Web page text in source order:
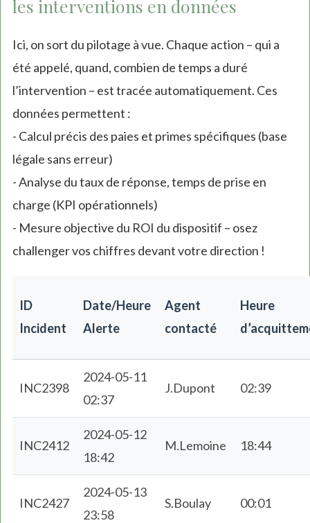
les interventions en données
Ici, on sort du pilotage à vue. Chaque action – qui a
été appelé, quand, combien de temps a duré
l’intervention – est tracée automatiquement. Ces
données permettent :
- Calcul précis des paies et primes spécifiques (base
légale sans erreur)
- Analyse du taux de réponse, temps de prise en
charge (KPI opérationnels)
- Mesure objective du ROI du dispositif – osez
challenger vos chiffres devant votre direction !
ID
Incident
Date/Heure
Alerte
Agent
contacté
Heure
INC2398
2024-05-11
02:37
J.Dupont 02:39
INC2412
2024-05-12
18:42
M.Lemoine 18:44
INC2427
2024-05-13
23:58
S.Boulay 00:01